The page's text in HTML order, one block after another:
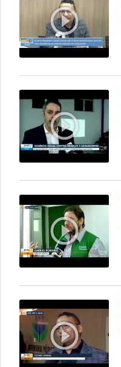
play_circle_outline
play_circle_outline
play_circle_outline
play_circle_outline